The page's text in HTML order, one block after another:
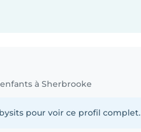
à Sherbrooke
pour voir ce profil complet.